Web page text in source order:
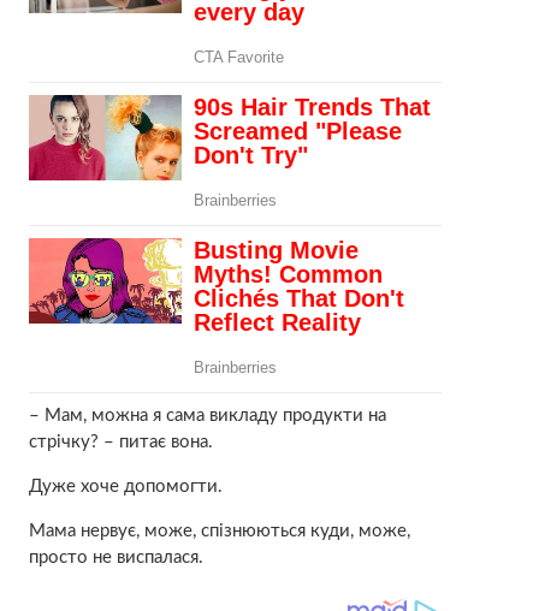
– Мам, можна я сама викладу продукти на
стрічку? – питає вона.
Дуже хоче допомогти.
Мама неpвує, може, спізнюються куди, може,
просто не виспалася.